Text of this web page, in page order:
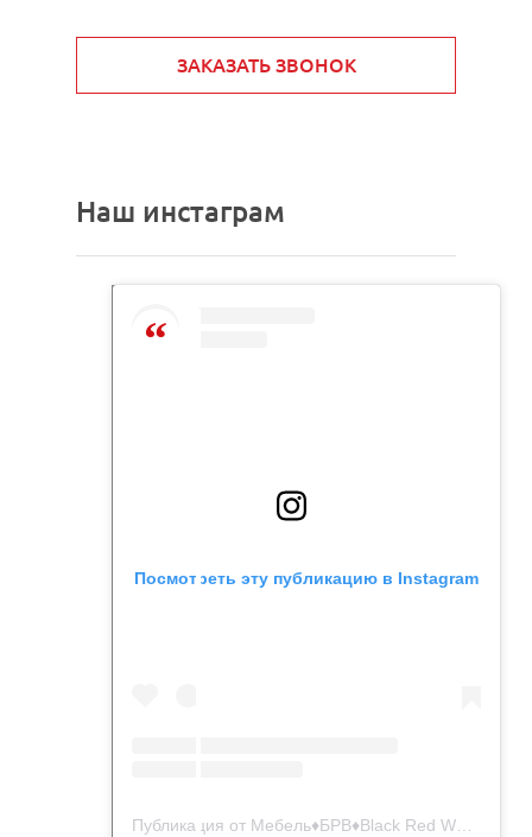
ЗАКАЗАТЬ ЗВОНОК
Наш инстаграм
Посмотреть эту публикацию в Instagram